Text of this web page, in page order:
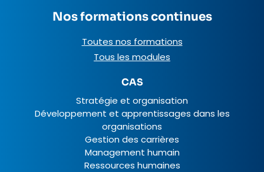
Nos formations continues
Toutes nos formations
Tous les modules
CAS
Stratégie et organisation
Développement et apprentissages dans les
organisations
Gestion des carrières
Management humain
Ressources humaines